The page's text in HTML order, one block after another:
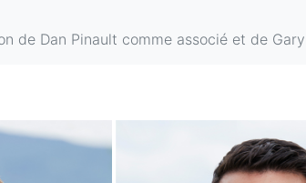
de Dan Pinault comme associé et de